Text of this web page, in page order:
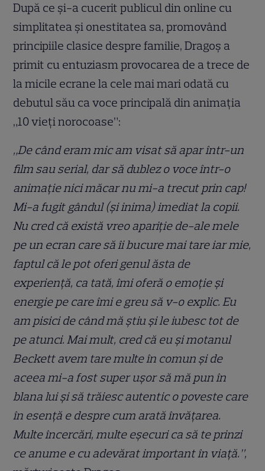
După ce și-a cucerit publicul din online cu
simplitatea și onestitatea sa, promovând
principiile clasice despre familie, Dragoș a
primit cu entuziasm provocarea de a trece de
la micile ecrane la cele mai mari odată cu
debutul său ca voce principală din animația
„10 vieți norocoase”:
„De când eram mic am visat să apar într-un
film sau serial, dar să dublez o voce într-o
animație nici măcar nu mi-a trecut prin cap!
Mi-a fugit gândul (și inima) imediat la copii.
Nu cred că există vreo apariție de-ale mele
pe un ecran care să îi bucure mai tare iar mie,
faptul că le pot oferi genul ăsta de
experiență, ca tată, îmi oferă o emoție și
energie pe care îmi e greu să v-o explic. Eu
am pisici de când mă știu și le iubesc tot de
pe atunci. Mai mult, cred că eu și motanul
Beckett avem tare multe în comun și de
aceea mi-a fost super ușor să mă pun în
blana lui și să trăiesc autentic o poveste care
în esență e despre cum arată învățarea.
Multe încercări, multe eșecuri ca să te prinzi
ce anume e cu adevărat important în viață.”,